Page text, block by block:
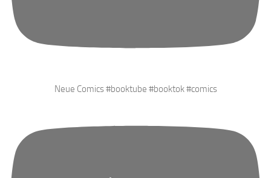
Neue Comics #booktube #booktok #comics